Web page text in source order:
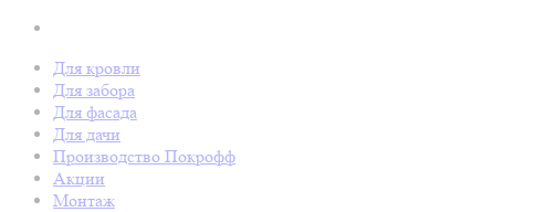
Для кровли
Для забора
Для фасада
Для дачи
Производство Покрофф
Акции
Монтаж